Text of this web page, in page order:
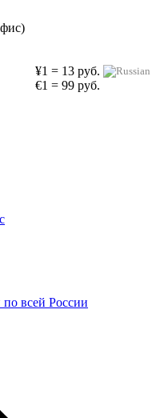
¥1 = 13 руб.
€1 = 99 руб.
всей России